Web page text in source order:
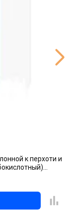
к перхоти и